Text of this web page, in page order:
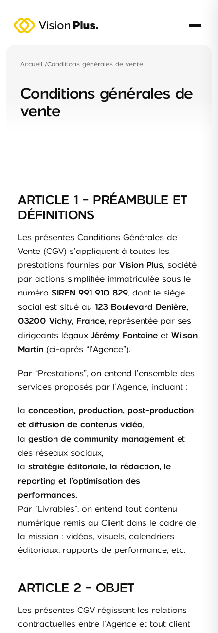
Accueil /Conditions générales de vente
Conditions générales de
vente
ARTICLE 1 - PRÉAMBULE ET
DÉFINITIONS
Les présentes Conditions Générales de
Vente (CGV) s’appliquent à toutes les
prestations fournies par Vision Plus, société
par actions simplifiée immatriculée sous le
numéro SIREN 991 910 829, dont le siège
social est situé au 123 Boulevard Denière,
03200 Vichy, France, représentée par ses
dirigeants légaux Jérémy Fontaine et Wilson
Martin (ci-après “l’Agence”).
Par “Prestations”, on entend l’ensemble des
services proposés par l’Agence, incluant :
la conception, production, post-production
et diffusion de contenus vidéo,
la gestion de community management et
des réseaux sociaux,
la stratégie éditoriale, la rédaction, le
reporting et l’optimisation des
performances.
Par “Livrables”, on entend tout contenu
numérique remis au Client dans le cadre de
la mission : vidéos, visuels, calendriers
éditoriaux, rapports de performance, etc.
ARTICLE 2 - OBJET
Les présentes CGV régissent les relations
contractuelles entre l’Agence et tout client